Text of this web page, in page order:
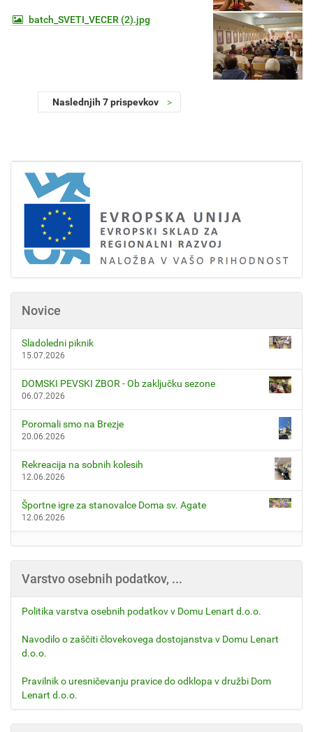
batch_SVETI_VECER (2).jpg
Naslednjih 7 prispevkov
Novice
Sladoledni piknik
15.07.2026
DOMSKI PEVSKI ZBOR - Ob zaključku sezone
06.07.2026
Poromali smo na Brezje
20.06.2026
Rekreacija na sobnih kolesih
12.06.2026
Športne igre za stanovalce Doma sv. Agate
12.06.2026
Varstvo osebnih podatkov, ...
Politika varstva osebnih podatkov v Domu Lenart d.o.o.
Navodilo o zaščiti človekovega dostojanstva v Domu Lenart
d.o.o.
Pravilnik o uresničevanju pravice do odklopa v družbi Dom
Lenart d.o.o.